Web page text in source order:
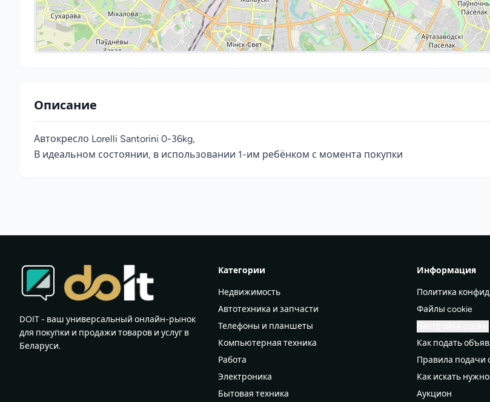
Описание
Автокресло Lorelli Santorini 0-36kg,
В идеальном состоянии, в использовании 1-им ребёнком с момента покупки
DOIT - ваш универсальный онлайн-рынок
для покупки и продажи товаров и услуг в
Беларуси.
Категории
Недвижимость
Автотехника и запчасти
Телефоны и планшеты
Компьютерная техника
Работа
Электроника
Бытовая техника
Информация
Политика
Файлы cookie
Как подать
Правила подачи
Как искать
Аукцион